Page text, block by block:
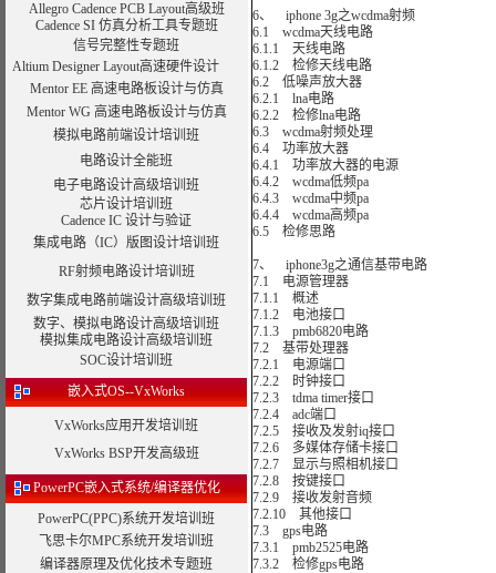
Allegro Cadence PCB Layout高级班
Cadence SI 仿真分析工具专题班
信号完整性专题班
Altium Designer Layout高速硬件设计
Mentor EE 高速电路板设计与仿真
Mentor WG 高速电路板设计与仿真
模拟电路前端设计培训班
电路设计全能班
电子电路设计高级培训班
芯片设计培训班
Cadence IC 设计与验证
集成电路（IC）版图设计培训班
RF射频电路设计培训班
数字集成电路前端设计高级培训班
数字、模拟电路设计高级培训班
模拟集成电路设计高级培训班
SOC设计培训班
嵌入式OS--VxWorks
VxWorks应用开发培训班
VxWorks BSP开发高级班
PowerPC嵌入式系统/编译器优化
PowerPC(PPC)系统开发培训班
飞思卡尔MPC系统开发培训班
编译器原理及优化技术专题班
6、 iphone 3g之wcdma射频
6.1 wcdma天线电路
6.1.1 天线电路
6.1.2 检修天线电路
6.2 低噪声放大器
6.2.1 lna电路
6.2.2 检修lna电路
6.3 wcdma射频处理
6.4 功率放大器
6.4.1 功率放大器的电源
6.4.2 wcdma低频pa
6.4.3 wcdma中频pa
6.4.4 wcdma高频pa
6.5 检修思路
7、 iphone3g之通信基带电路
7.1 电源管理器
7.1.1 概述
7.1.2 电池接口
7.1.3 pmb6820电路
7.2 基带处理器
7.2.1 电源端口
7.2.2 时钟接口
7.2.3 tdma timer接口
7.2.4 adc端口
7.2.5 接收及发射iq接口
7.2.6 多媒体存储卡接口
7.2.7 显示与照相机接口
7.2.8 按键接口
7.2.9 接收发射音频
7.2.10 其他接口
7.3 gps电路
7.3.1 pmb2525电路
7.3.2 检修gps电路